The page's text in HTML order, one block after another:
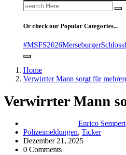
Search
for:
Or check our Popular Categories...
Home
Verwirrter Mann sorgt für
Verwirrter Mann
Enrico Sempert
Polizeimeldungen, Ticker
Dezember 21, 2025
0 Comments